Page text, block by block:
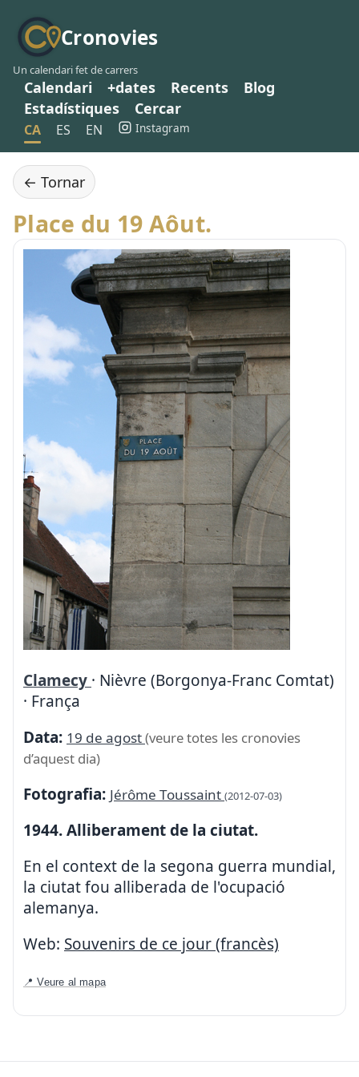
Cronovies
Un calendari fet de carrers
Calendari +dates Recents
Blog
Estadístiques
Cercar
CA ES EN Instagram
← Tornar
Place du 19 Aôut.
Clamecy · Nièvre (Borgonya-Franc Comtat)
· França
Data: 19 de agost(veure totes les cronovies
d’aquest dia)
Fotografia: Jérôme Toussaint (2012-07-03)
1944. Alliberament de la ciutat.
En el context de la segona guerra mundial,
la ciutat fou alliberada de l'ocupació
alemanya.
Web: Souvenirs de ce jour (francès)
📍 Veure al mapa